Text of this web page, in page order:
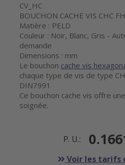
CV_HC
BOUCHON CACHE VIS CHC
Matière : PELD
Couleur : Noir, Blanc, Gris -
demande
Dimensions : mm
Le bouchon cache vis
chaque type de vis de type
DIN7991
Ce bouchon cache vis offre
soignée.
P. U.:
Voir les tarifs